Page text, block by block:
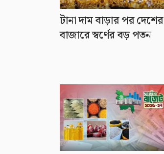
টানা দাম বাড়ার পর দেশের
বাজারে স্বর্ণের বড় পতন